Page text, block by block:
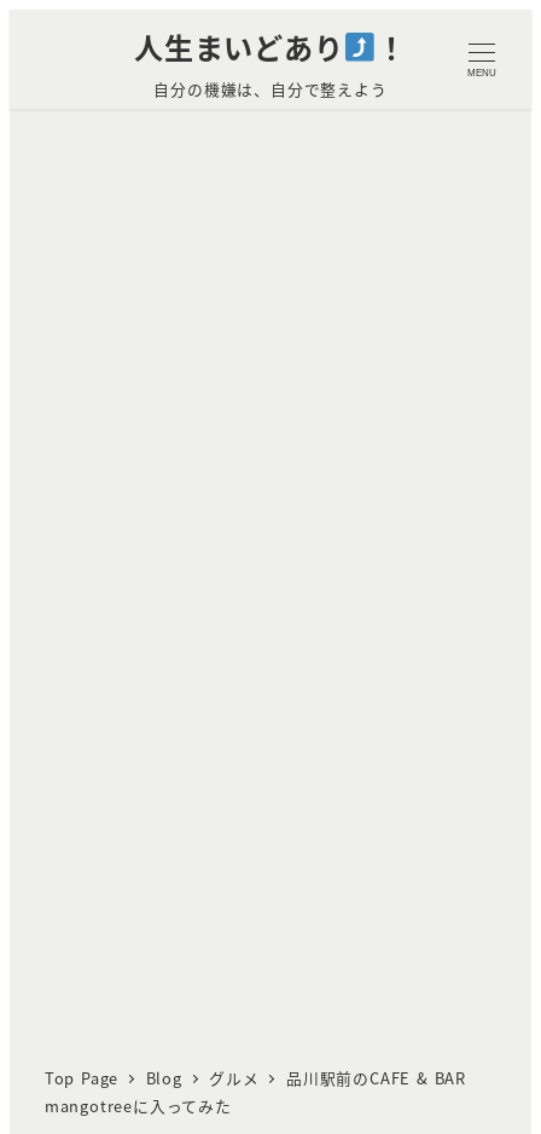
人生まいどあり ！
自分の機嫌は、自分で整えよう
MENU
Top Page Blog グルメ
品川駅前のCAFE & BAR
mangotreeに入ってみた